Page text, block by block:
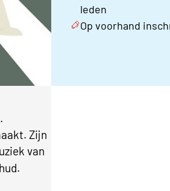
leden
Op voorhand
Zijn
van